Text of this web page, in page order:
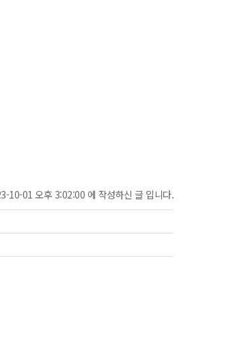
10-01 오후 3:02:00 에 작성하신 글 입니다.